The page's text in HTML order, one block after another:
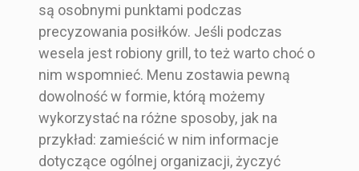
są osobnymi punktami podczas
precyzowania posiłków. Jeśli podczas
wesela jest robiony grill, to też warto choć o
nim wspomnieć. Menu zostawia pewną
dowolność w formie, którą możemy
wykorzystać na różne sposoby, jak na
przykład: zamieścić w nim informacje
dotyczące ogólnej organizacji, życzyć